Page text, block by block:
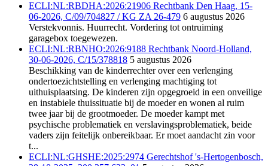
ECLI:NL:RBDHA:2026:21906 Rechtbank Den Haag, 15-
06-2026, C/09/704827 / KG ZA 26-479 6 augustus 2026
Verstekvonnis. Huurrecht. Vordering tot ontruiming
garagebox toegewezen.
ECLI:NL:RBNHO:2026:9188 Rechtbank Noord-Holland,
30-06-2026, C/15/378818 5 augustus 2026
Beschikking van de kinderrechter over een verlenging
ondertoezichtstelling en verlenging machtiging tot
uithuisplaatsing. De kinderen zijn opgegroeid in een onveilige
en instabiele thuissituatie bij de moeder en wonen al ruim
twee jaar bij de grootmoeder. De moeder kampt met
psychische problematiek en verslavingsproblematiek, beide
vaders zijn feitelijk onbereikbaar. Er moet aandacht zin voor
t...
ECLI:NL:GHSHE:2025:2974 Gerechtshof 's-Hertogenbosch,